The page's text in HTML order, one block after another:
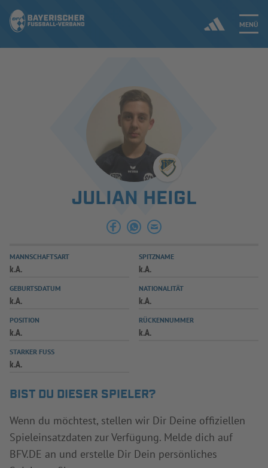
MENÜ
ERGEBNISSE & WETTBEWERBE
SPIELBETRIEB & VERBANDSLEBEN
AUSBILDUNG & FÖRDERUNG
SPIELPLUS
JULIAN HEIGL
MANNSCHAFTSART
k.A.
SPITZNAME
k.A.
GEBURTSDATUM
k.A.
NATIONALITÄT
k.A.
POSITION
k.A.
RÜCKENNUMMER
k.A.
STARKER FUSS
k.A.
BIST DU DIESER SPIELER?
Wenn du möchtest, stellen wir Dir Deine offiziellen
Spieleinsatzdaten zur Verfügung. Melde dich auf
BFV.DE an und erstelle Dir Dein persönliches